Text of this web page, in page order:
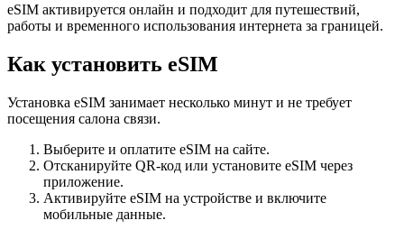
eSIM активируется онлайн и подходит для путешествий,
работы и временного использования интернета за границей.
Как установить eSIM
Установка eSIM занимает несколько минут и не требует
посещения салона связи.
Выберите и оплатите eSIM на сайте.
Отсканируйте QR-код или установите eSIM через
приложение.
Активируйте eSIM на устройстве и включите
мобильные данные.